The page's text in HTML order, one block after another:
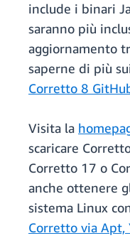
include i binari
saranno più
aggiornamento
saperne di più
Corretto 8
Visita la
scaricare
Corretto 17 o
anche ottenere
sistema Linux
Corretto via Apt,